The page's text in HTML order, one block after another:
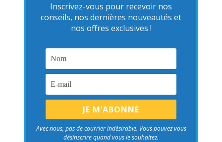
Inscrivez-vous pour recevoir nos
conseils, nos dernières nouveautés et
nos offres exclusives !
Avec nous, pas de courrier indésirable. Vous pouvez vous
désinscrire quand vous le souhaitez.